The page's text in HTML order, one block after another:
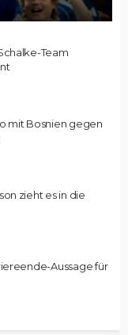
Team
mit Bosnien gegen
zieht es in die
Aussage für